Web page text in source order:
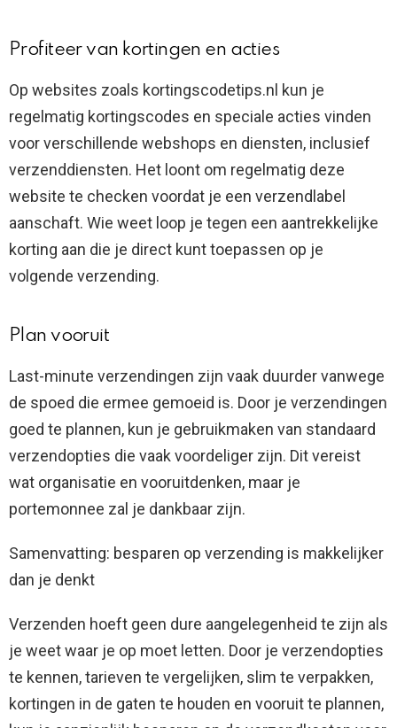
Profiteer van kortingen en acties
Op websites zoals kortingscodetips.nl kun je
regelmatig kortingscodes en speciale acties vinden
voor verschillende webshops en diensten, inclusief
verzenddiensten. Het loont om regelmatig deze
website te checken voordat je een verzendlabel
aanschaft. Wie weet loop je tegen een aantrekkelijke
korting aan die je direct kunt toepassen op je
volgende verzending.
Plan vooruit
Last-minute verzendingen zijn vaak duurder vanwege
de spoed die ermee gemoeid is. Door je verzendingen
goed te plannen, kun je gebruikmaken van standaard
verzendopties die vaak voordeliger zijn. Dit vereist
wat organisatie en vooruitdenken, maar je
portemonnee zal je dankbaar zijn.
Samenvatting: besparen op verzending is makkelijker
dan je denkt
Verzenden hoeft geen dure aangelegenheid te zijn als
je weet waar je op moet letten. Door je verzendopties
te kennen, tarieven te vergelijken, slim te verpakken,
kortingen in de gaten te houden en vooruit te plannen,